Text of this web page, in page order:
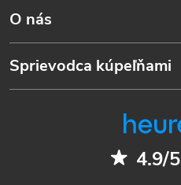
O nás
Sprievodca kúpeľňami
4.9/5